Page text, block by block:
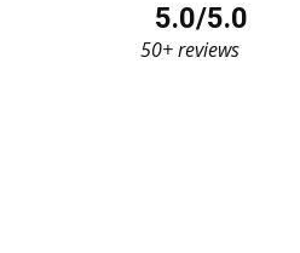
5.0/5.0
50+ reviews